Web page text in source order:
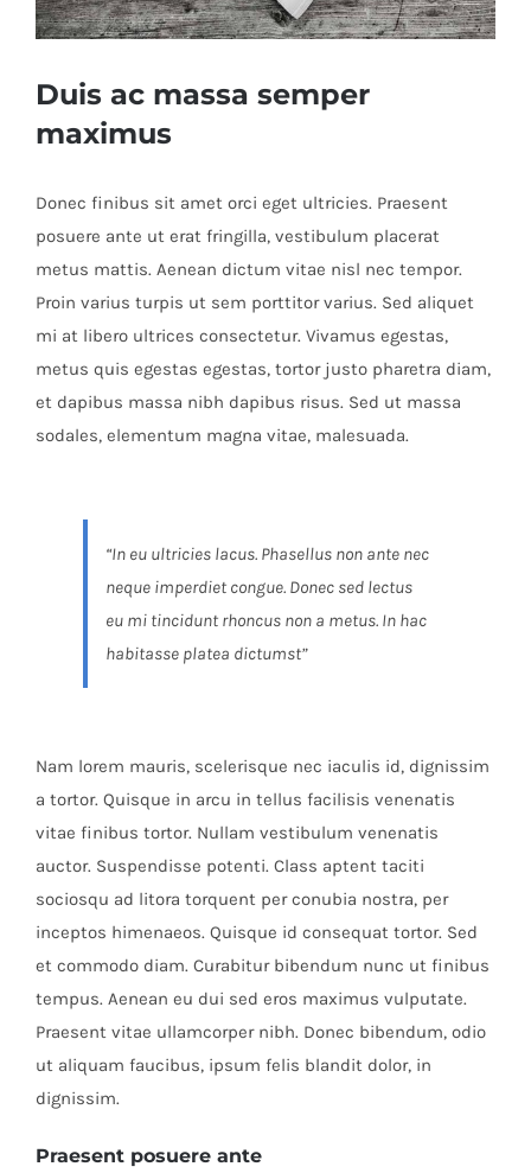
Duis ac massa semper
maximus
Donec finibus sit amet orci eget ultricies. Praesent
posuere ante ut erat fringilla, vestibulum placerat
metus mattis. Aenean dictum vitae nisl nec tempor.
Proin varius turpis ut sem porttitor varius. Sed aliquet
mi at libero ultrices consectetur. Vivamus egestas,
metus quis egestas egestas, tortor justo pharetra diam,
et dapibus massa nibh dapibus risus. Sed ut massa
sodales, elementum magna vitae, malesuada.
“In eu ultricies lacus. Phasellus non ante nec
neque imperdiet congue. Donec sed lectus
eu mi tincidunt rhoncus non a metus. In hac
habitasse platea dictumst”
Nam lorem mauris, scelerisque nec iaculis id, dignissim
a tortor. Quisque in arcu in tellus facilisis venenatis
vitae finibus tortor. Nullam vestibulum venenatis
auctor. Suspendisse potenti. Class aptent taciti
sociosqu ad litora torquent per conubia nostra, per
inceptos himenaeos. Quisque id consequat tortor. Sed
et commodo diam. Curabitur bibendum nunc ut finibus
tempus. Aenean eu dui sed eros maximus vulputate.
Praesent vitae ullamcorper nibh. Donec bibendum, odio
ut aliquam faucibus, ipsum felis blandit dolor, in
dignissim.
Praesent posuere ante